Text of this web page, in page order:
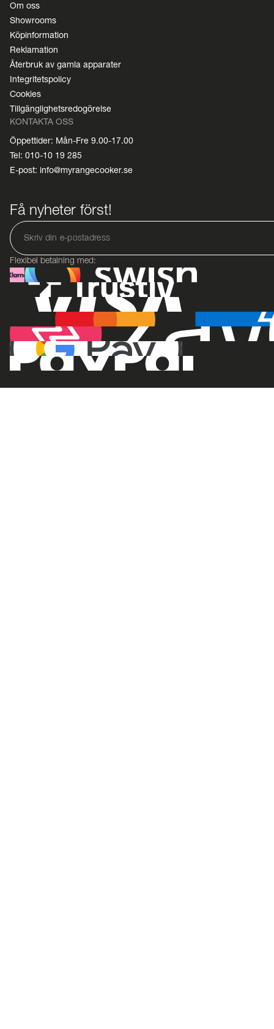
Om oss
Showrooms
Köpinformation
Reklamation
Återbruk av gamla apparater
Integritetspolicy
Cookies
Tillgänglighetsredogörelse
KONTAKTA OSS
Öppettider: Mån-Fre 9.00-17.00
Tel: 010-10 19 285
E-post: info@myrangecooker.se
Få nyheter först!
Flexibel betalning med: